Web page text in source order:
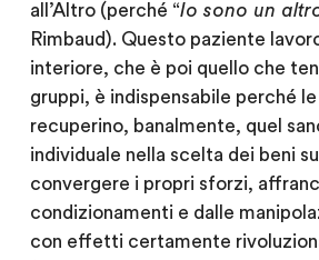
all’Altro (perché “Io sono un
Rimbaud). Questo paziente
interiore, che è poi quello che
gruppi, è indispensabile perché
recuperino, banalmente, quel
individuale nella scelta dei beni
convergere i propri sforzi,
condizionamenti e dalle
con effetti certamente